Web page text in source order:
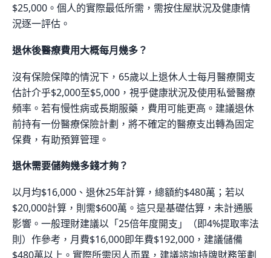
$25,000。個人的實際最低所需，需按住屋狀況及健康情
況逐一評估。
退休後醫療費用大概每月幾多？
沒有保險保障的情況下，65歲以上退休人士每月醫療開支
估計介乎$2,000至$5,000，視乎健康狀況及使用私營醫療
頻率。若有慢性病或長期服藥，費用可能更高。建議退休
前持有一份醫療保險計劃，將不確定的醫療支出轉為固定
保費，有助預算管理。
退休需要儲夠幾多錢才夠？
以月均$16,000、退休25年計算，總額約$480萬；若以
$20,000計算，則需$600萬。這只是基礎估算，未計通脹
影響。一般理財建議以「25倍年度開支」（即4%提取率法
則）作參考，月費$16,000即年費$192,000，建議儲備
$480萬以上。實際所需因人而異，建議諮詢持牌財務策劃